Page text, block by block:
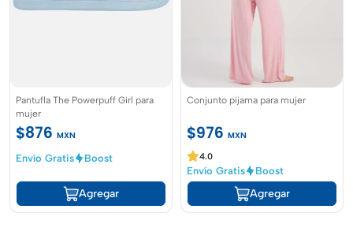
Pantufla The Powerpuff Girl para
mujer
$876 MXN
Envío Gratis
Boost
Agregar
Conjunto pijama para mujer
$976 MXN
4.0
Envío Gratis Boost
Agregar